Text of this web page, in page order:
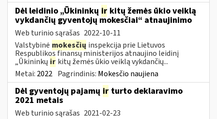
Dėl leidinio „Ūkininkų ir kitų žemės ūkio veiklą
vykdančių gyventojų mokesčiai“ atnaujinimo
Web turinio sąrašas 2022-10-11
Valstybinė mokesčių inspekcija prie Lietuvos
Respublikos finansų ministerijos atnaujino leidinį
„Ūkininkų ir kitų žemės ūkio veiklą vykdančių...
Metai: 2022 Pagrindinis: Mokesčio naujiena
Dėl gyventojų pajamų ir turto deklaravimo
2021 metais
Web turinio sąrašas 2021-02-23